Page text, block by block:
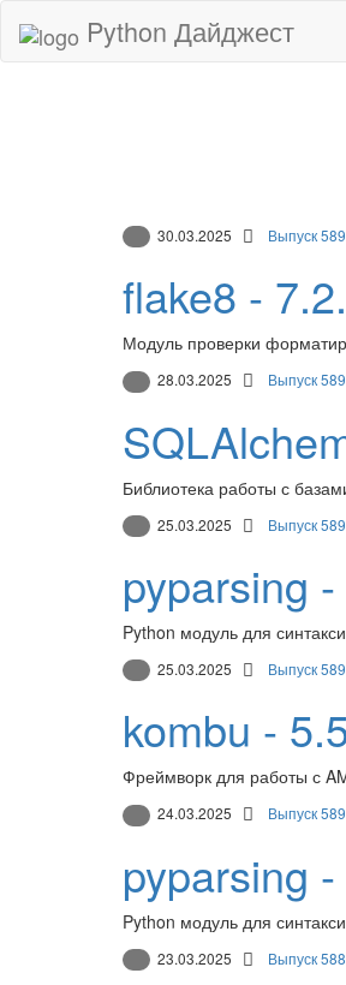
Python Дайджест
30.03.2025 Выпуск 589
flake8 -
Модуль проверки
28.03.2025 Выпуск 589
Библиотека работы с
25.03.2025 Выпуск 589
pyparsing
Python модуль для
25.03.2025 Выпуск 589
kombu -
Фреймворк для работы с
24.03.2025 Выпуск 589
pyparsing
Python модуль для
23.03.2025 Выпуск 588